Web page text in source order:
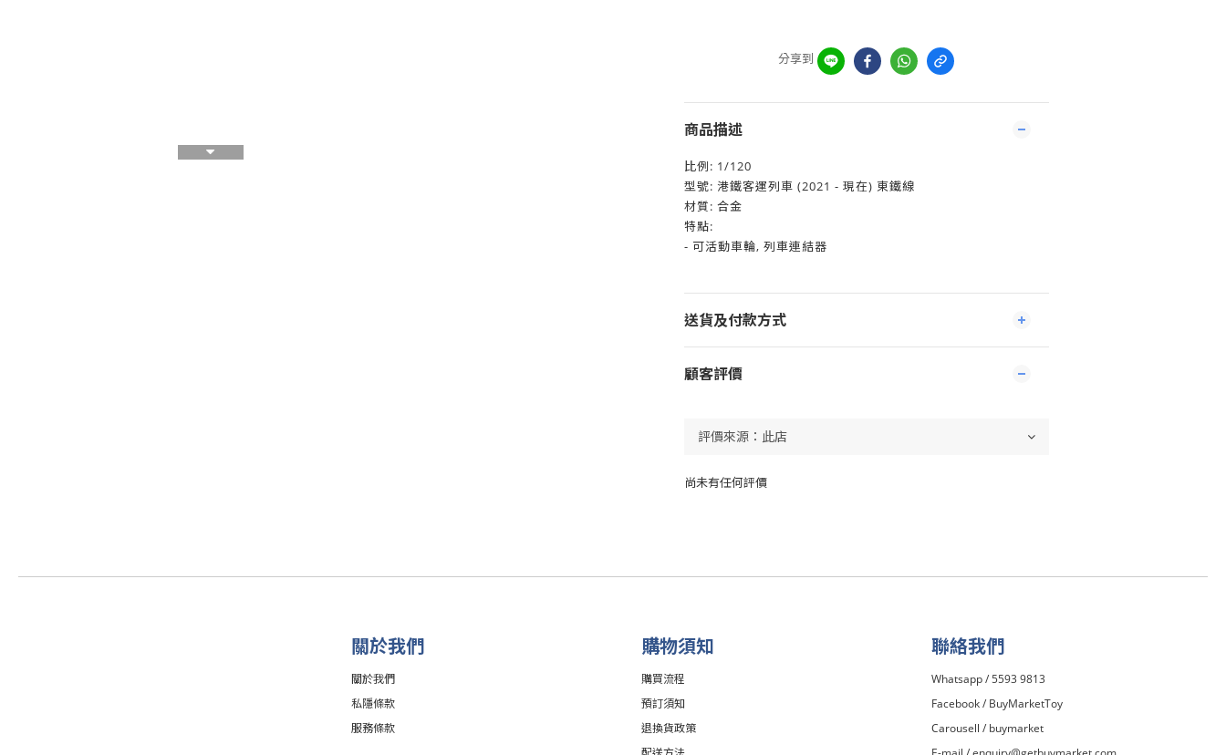
分享到
商品描述
比例: 1/120
型號: 港鐵客運列車 (2021 - 現在) 東鐵線
材質: 合金
特點:
- 可活動車輪, 列車連結器
送貨及付款方式
顧客評價
尚未有任何評價
關於我們
關於我們
私隱條款
服務條款
購物須知
購買流程
預訂須知
退換貨政策
聯絡我們
Whatsapp / 5593 9813
Facebook / BuyMarketToy
Carousell / buymarket